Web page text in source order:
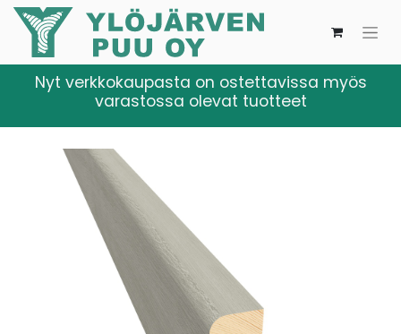
Nyt verkkokaupasta on ostettavissa myös
varastossa olevat tuotteet